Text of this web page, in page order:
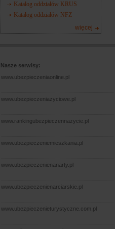
Katalog oddziałów KRUS
Katalog oddziałów NFZ
więcej
Nasze serwisy:
www.ubezpieczeniaonline.pl
www.ubezpieczeniazyciowe.pl
www.rankingubezpieczennazycie.pl
www.ubezpieczeniemieszkania.pl
www.ubezpieczenienanarty.pl
www.ubezpieczenienarciarskie.pl
www.ubezpieczenieturystyczne.com.pl